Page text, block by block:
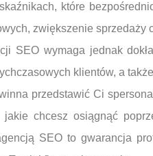
które
zwiększenie
SEO wymaga jednak
klientów, a
przedstawić Ci
chcesz osiągnąć
SEO to gwarancja